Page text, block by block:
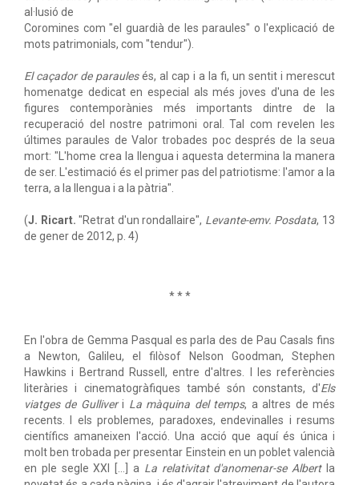
al·lusió de
Coromines com "el guardià de les paraules" o l'explicació de
mots patrimonials, com "tendur").
El caçador de paraulesés, al cap i a la fi, un sentit i merescut
homenatge dedicat en especial als més joves d'una de les
figures contemporànies més importants dintre de la
recuperació del nostre patrimoni oral. Tal com revelen les
últimes paraules de Valor trobades poc després de la seua
mort: "L'home crea la llengua i aquesta determina la manera
de ser. L'estimació és el primer pas del patriotisme: l'amor a la
terra, a la llengua i a la pàtria".
(J. Ricart. "Retrat d'un rondallaire", Levante-emv. Posdata, 13
de gener de 2012, p. 4)
* * *
En l'obra de Gemma Pasqual es parla des de Pau Casals fins
a Newton, Galileu, el filòsof Nelson Goodman, Stephen
Hawkins i Bertrand Russell, entre d'altres. I les referències
literàries i cinematogràfiques també són constants, d'Els
viatges de Gulliveri La màquina del temps, a altres de més
recents. I els problemes, paradoxes, endevinalles i resums
científics amaneixen l'acció. Una acció que aquí és única i
molt ben trobada per presentar Einstein en un poblet valencià
en ple segle XXI […] a La relativitat d'anomenar-se Albertla